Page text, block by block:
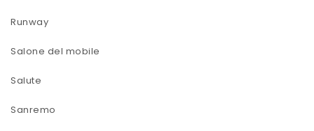
Runway
Salone del mobile
Salute
Sanremo